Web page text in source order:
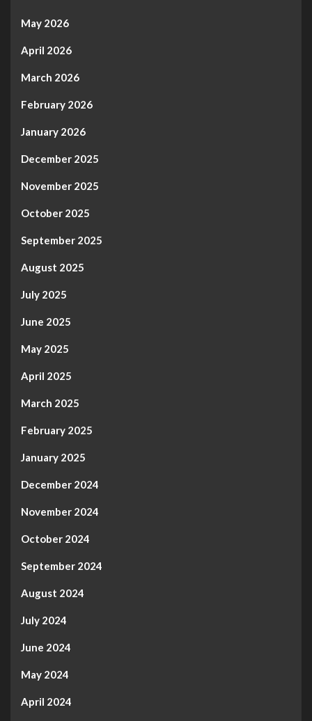
May 2026
April 2026
March 2026
February 2026
January 2026
December 2025
November 2025
October 2025
September 2025
August 2025
July 2025
June 2025
May 2025
April 2025
March 2025
February 2025
January 2025
December 2024
November 2024
October 2024
September 2024
August 2024
July 2024
June 2024
May 2024
April 2024